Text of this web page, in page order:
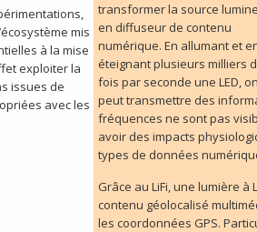
transformer la source
en diffuseur de contenu
numérique. En allumant et
éteignant plusieurs milliers
fois par seconde une LED, on
peut transmettre des
fréquences ne sont pas
avoir des impacts
types de données
Grâce au LiFi, une lumière
contenu géolocalisé
les coordonnées GPS.
mis
à la mise
exploiter la
issues de
avec les